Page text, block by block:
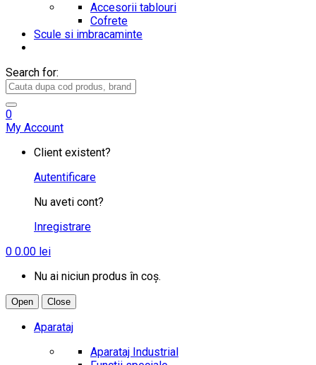
Accesorii tablouri
Cofrete
Scule si imbracaminte
Search for:
0
My Account
Client existent?
Autentificare
Nu aveti cont?
Inregistrare
0 0.00 lei
Nu ai niciun produs în coș.
Open Close
Aparataj
Aparataj Industrial